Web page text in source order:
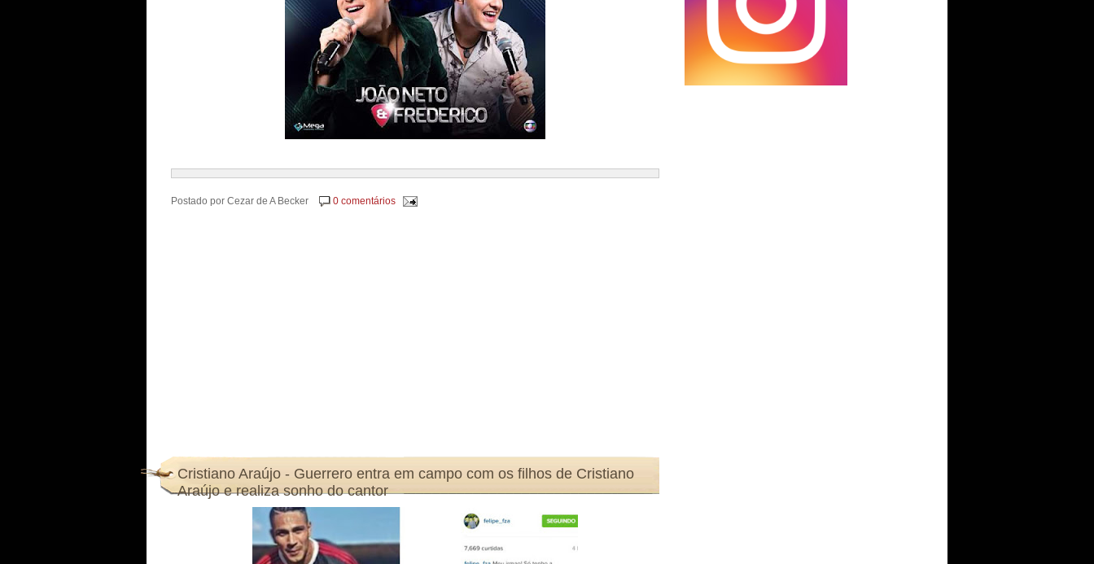
Postado por Cezar de A Becker 0 comentários
Cristiano Araújo - Guerrero entra em campo com os filhos de Cristiano
Araújo e realiza sonho do cantor